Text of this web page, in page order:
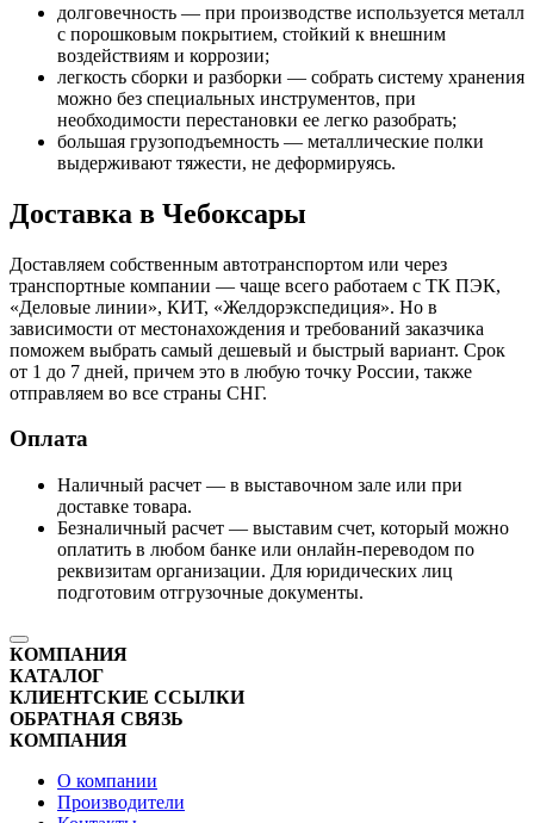
долговечность — при производстве используется металл
с порошковым покрытием, стойкий к внешним
воздействиям и коррозии;
легкость сборки и разборки — собрать систему хранения
можно без специальных инструментов, при
необходимости перестановки ее легко разобрать;
большая грузоподъемность — металлические полки
выдерживают тяжести, не деформируясь.
Доставка в Чебоксары
Доставляем собственным автотранспортом или через
транспортные компании — чаще всего работаем с ТК ПЭК,
«Деловые линии», КИТ, «Желдорэкспедиция». Но в
зависимости от местонахождения и требований заказчика
поможем выбрать самый дешевый и быстрый вариант. Срок
от 1 до 7 дней, причем это в любую точку России, также
отправляем во все страны СНГ.
Оплата
Наличный расчет — в выставочном зале или при
доставке товара.
Безналичный расчет — выставим счет, который можно
оплатить в любом банке или онлайн-переводом по
реквизитам организации. Для юридических лиц
подготовим отгрузочные документы.
КОМПАНИЯ
КАТАЛОГ
КЛИЕНТСКИЕ ССЫЛКИ
ОБРАТНАЯ СВЯЗЬ
КОМПАНИЯ
О компании
Производители